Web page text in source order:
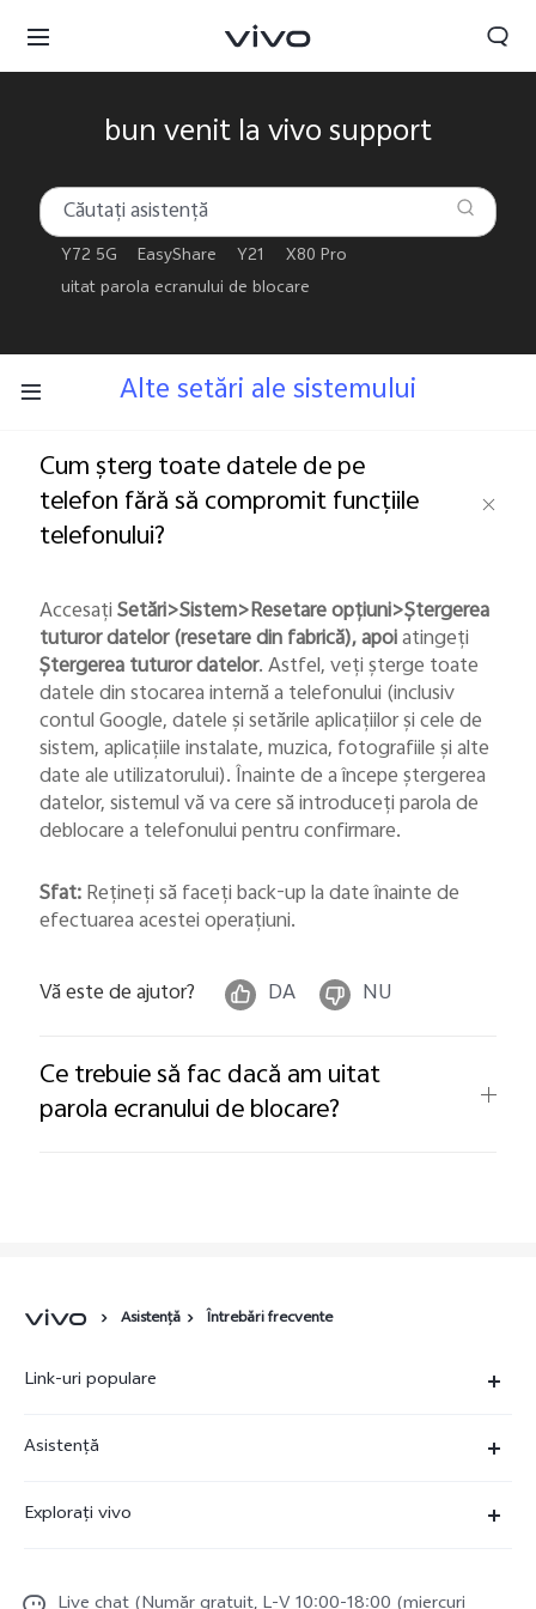
Romania | Selectați țara/regiunea
bun venit la vivo support
Y72 5G EasyShare Y21
X80 Pro
uitat parola ecranului de blocare
Alte setări ale sistemului
Cum șterg toate datele de pe
telefon fără să compromit funcțiile
telefonului?
AccesațiSetări>Sistem>Resetare opțiuni>Ștergerea
tuturor datelor (resetare din fabrică), apoiatingeți
Ștergerea tuturor datelor. Astfel, veți șterge toate
datele din stocarea internă a telefonului (inclusiv
contul Google, datele și setările aplicațiilor și cele de
sistem, aplicațiile instalate, muzica, fotografiile și alte
date ale utilizatorului). Înainte de a începe ștergerea
datelor, sistemul vă va cere să introduceți parola de
deblocare a telefonului pentru confirmare.
Sfat:Rețineți să faceți back-up la date înainte de
efectuarea acestei operațiuni.
Vă este de ajutor? DA NU
Ce trebuie să fac dacă am uitat
parola ecranului de blocare?
Asistență Întrebări frecvente
Link-uri populare
V23 5G
Asistență
Funtouch OS
Explorați vivo